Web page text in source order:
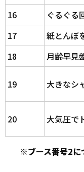
16
ぐるぐる
17
紙とんぼ
18
月齢早見
19 大きなシ
20 大気圧で
※ブース番号2